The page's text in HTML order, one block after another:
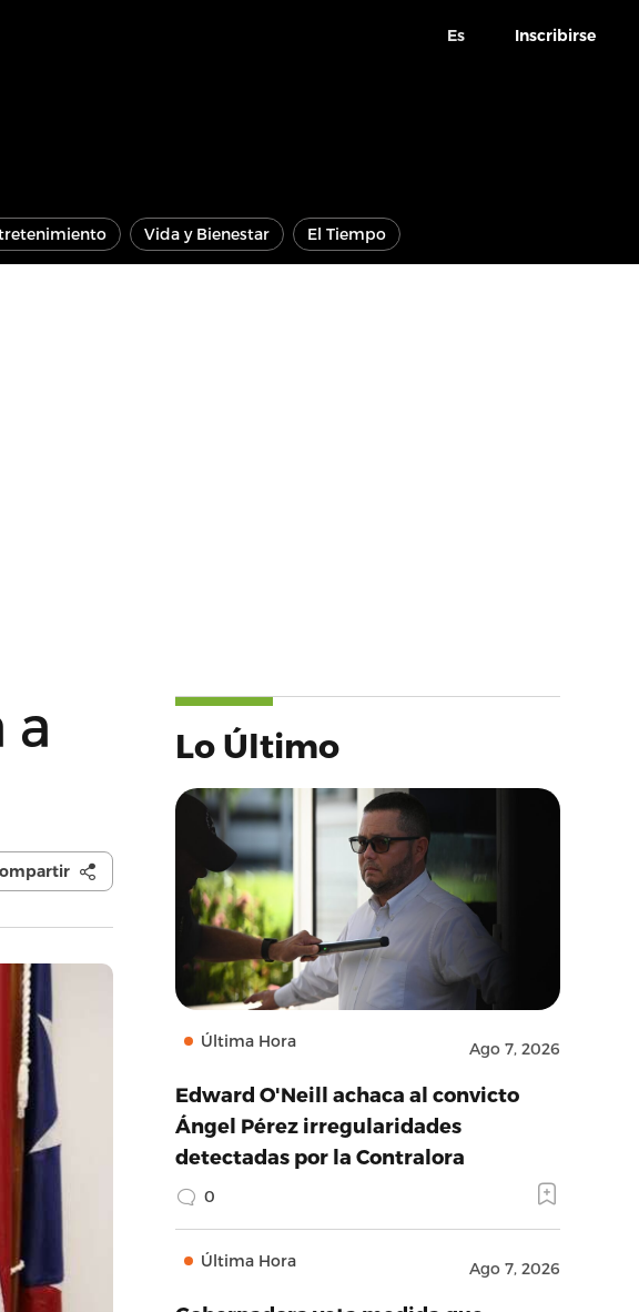
Es Inscribirse
Vida y Bienestar El Tiempo
a
Lo Último
Última Hora Ago 7, 2026
Edward O'Neill achaca al convicto
Ángel Pérez irregularidades
detectadas por la Contralora
0
Última Hora Ago 7, 2026